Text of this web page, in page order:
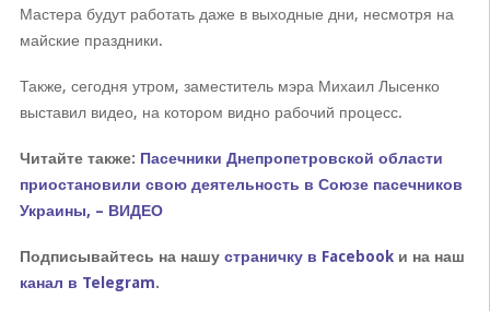
Мастера будут работать даже в выходные дни, несмотря на
майские праздники.
Также, сегодня утром, заместитель мэра Михаил Лысенко
выставил видео, на котором видно рабочий процесс.
Читайте также: Пасечники Днепропетровской области
приостановили свою деятельность в Союзе пасечников
Украины, – ВИДЕО
Подписывайтесь на нашу страничку в Facebookи на наш
канал в Telegram.